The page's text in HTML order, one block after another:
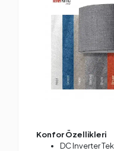
Konfor Özellikleri
DC Inverter